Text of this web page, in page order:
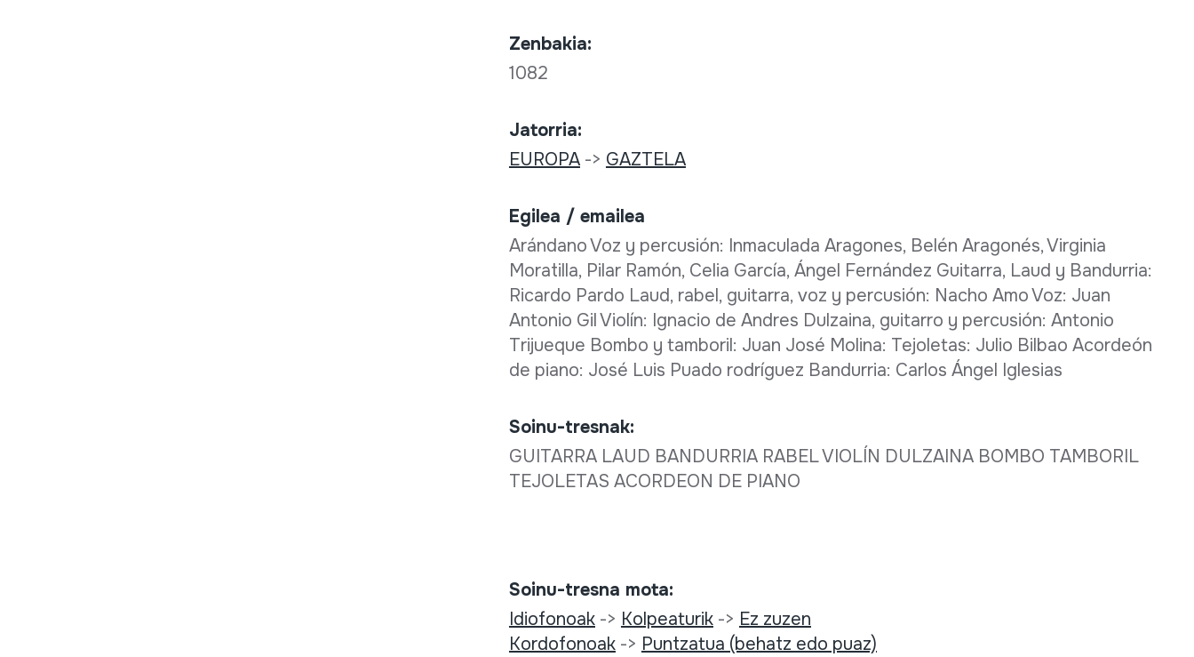
Zenbakia:
1082
Jatorria:
EUROPA-> GAZTELA
Egilea / emailea
Arándano Voz y percusión: Inmaculada Aragones, Belén Aragonés, Virginia
Moratilla, Pilar Ramón, Celia García, Ángel Fernández Guitarra, Laud y Bandurria:
Ricardo Pardo Laud, rabel, guitarra, voz y percusión: Nacho Amo Voz: Juan
Antonio Gil Violín: Ignacio de Andres Dulzaina, guitarro y percusión: Antonio
Trijueque Bombo y tamboril: Juan José Molina: Tejoletas: Julio Bilbao Acordeón
de piano: José Luis Puado rodríguez Bandurria: Carlos Ángel Iglesias
Soinu-tresnak:
GUITARRA LAUD BANDURRIA RABEL VIOLÍN DULZAINA BOMBO TAMBORIL
TEJOLETAS ACORDEON DE PIANO
Soinu-tresna mota:
Idiofonoak-> Kolpeaturik-> Ez zuzen
Kordofonoak-> Puntzatua (behatz edo puaz)